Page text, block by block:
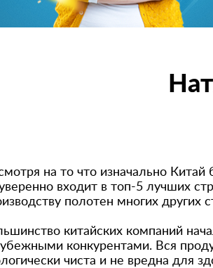
на то что изначально
входит в топ-5 лучших
полотен многих других
китайских компаний
конкурентами. Вся
чиста и не вредна для